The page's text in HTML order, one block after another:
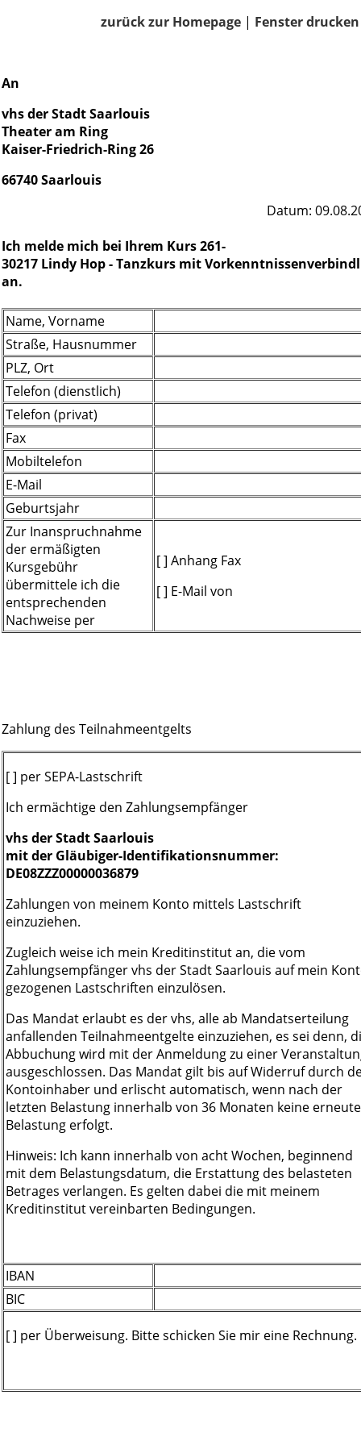
zurück zur Homepage | Fenster drucken
An
vhs der Stadt Saarlouis
Theater am Ring
Kaiser-Friedrich-Ring 26
66740 Saarlouis
Datum:
Ich melde mich bei Ihrem Kurs 261-
30217 Lindy Hop - Tanzkurs mit
an.
Name, Vorname
Straße, Hausnummer
PLZ, Ort
Telefon (dienstlich)
Telefon (privat)
Fax
Mobiltelefon
E-Mail
Geburtsjahr
Zur Inanspruchnahme
der ermäßigten
Kursgebühr
übermittele ich die
entsprechenden
Nachweise per
[ ] Anhang Fax
[ ] E-Mail von
Zahlung des Teilnahmeentgelts
[ ] per SEPA-Lastschrift
Ich ermächtige den Zahlungsempfänger
vhs der Stadt Saarlouis
mit der Gläubiger-Identifikationsnummer:
DE08ZZZ00000036879
Zahlungen von meinem Konto mittels Lastschrift
einzuziehen.
Zugleich weise ich mein Kreditinstitut an, die vom
Zahlungsempfänger vhs der Stadt Saarlouis auf mein
gezogenen Lastschriften einzulösen.
Das Mandat erlaubt es der vhs, alle ab Mandatserteilung
anfallenden Teilnahmeentgelte einzuziehen, es sei denn,
Abbuchung wird mit der Anmeldung zu einer
ausgeschlossen. Das Mandat gilt bis auf Widerruf durch
Kontoinhaber und erlischt automatisch, wenn nach der
letzten Belastung innerhalb von 36 Monaten keine erneute
Belastung erfolgt.
Hinweis: Ich kann innerhalb von acht Wochen, beginnend
mit dem Belastungsdatum, die Erstattung des belasteten
Betrages verlangen. Es gelten dabei die mit meinem
Kreditinstitut vereinbarten Bedingungen.
IBAN
BIC
[ ] per Überweisung. Bitte schicken Sie mir eine Rechnung.